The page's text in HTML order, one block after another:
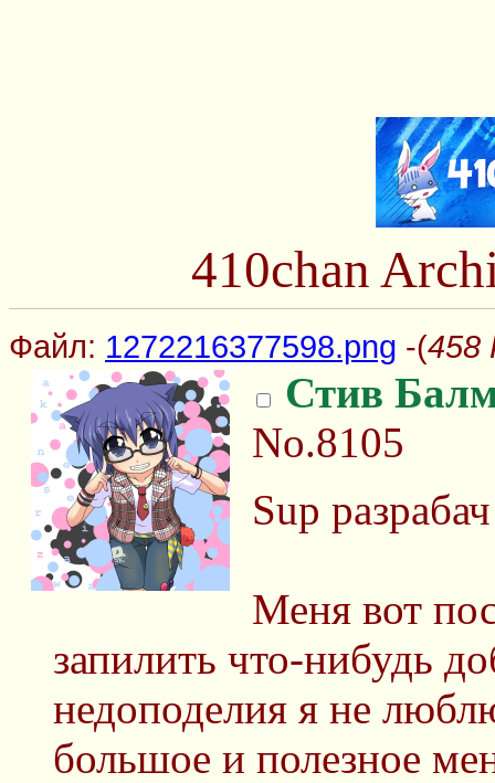
410chan
Файл: 1272216377598.png -(458
Стив
No.8105
Sup разрабач
Меня вот
запилить что-нибудь
недоподелия я не
большое и полезное